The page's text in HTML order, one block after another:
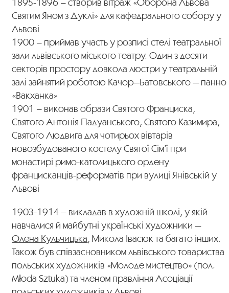
Святим Яном з Дуклі» для кафедрального собору у
Львові
1900 – приймав участь у розписі стелі театральної
зали львівського міського театру. Один з десяти
секторів простору довкола люстри у театральній
залі зайнятий роботою Качор—Батовського — панно
«Вакханка»
1901 – виконав образи Святого Франциска,
Святого Антонія Падуанського, Святого Казимира,
Святого Людвига для чотирьох вівтарів
новозбудованого костелу Святої Сім’ї при
монастирі римо-католицького ордену
францисканців-реформатів при вулиці Янівській у
Львові
1903-1914 – викладав в художній школі, у якій
навчалися й майбутні українські художники —
Олена Кульчицька, Микола Івасюк та багато інших.
Також був співзасновником львівського товариства
польських художників «Молоде мистецтво» (пол.
Młoda Sztuka) та членом правління Асоціації